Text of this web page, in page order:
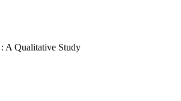
A Qualitative Study